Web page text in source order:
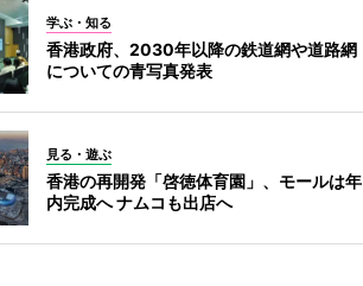
学ぶ・知る
香港政府、2030年以降の鉄道網や道路網
についての青写真発表
見る・遊ぶ
香港の再開発「啓徳体育園」、モールは年
内完成へ ナムコも出店へ